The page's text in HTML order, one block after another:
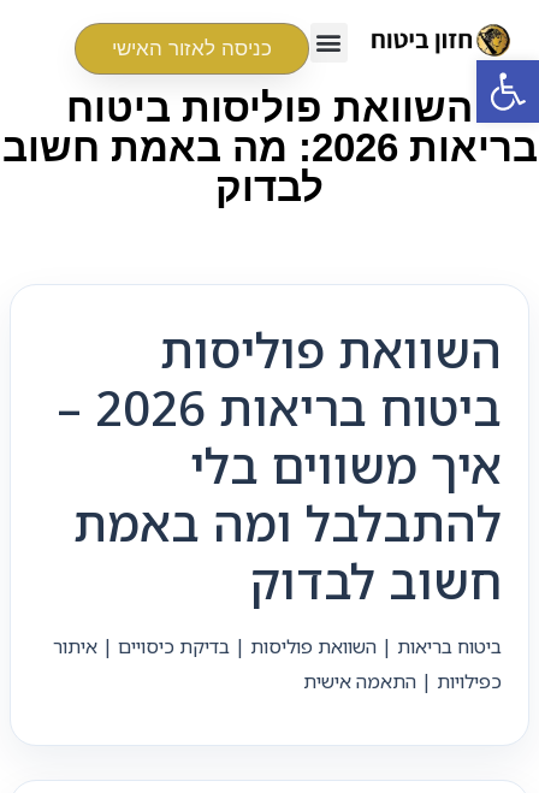
פתח סרגל נגישות כניסה לאזור האישי
השוואת פוליסות ביטוח
בריאות 2026: מה באמת חשוב
לבדוק
השוואת פוליסות
ביטוח בריאות 2026 –
איך משווים בלי
להתבלבל ומה באמת
חשוב לבדוק
ביטוח בריאות | השוואת פוליסות | בדיקת כיסויים | איתור
כפילויות | התאמה אישית